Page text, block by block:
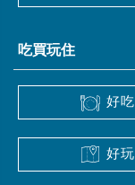
吃買玩住
好吃
好玩